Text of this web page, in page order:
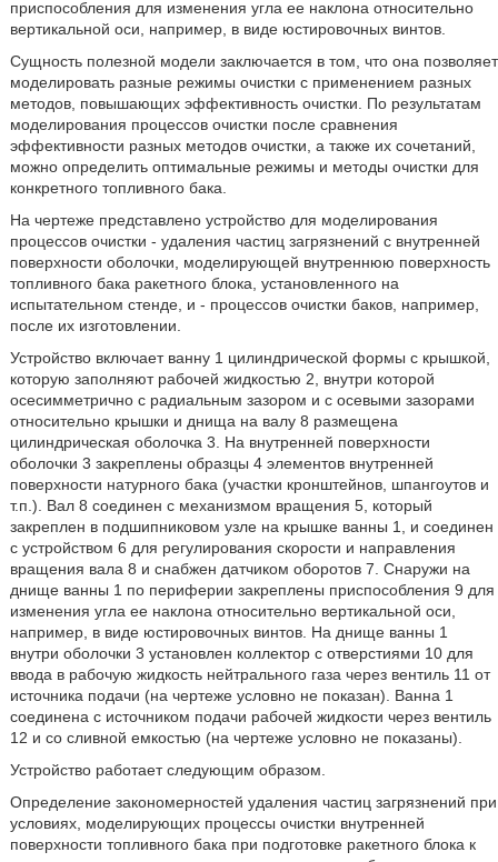
приспособления для изменения угла ее наклона относительно
вертикальной оси, например, в виде юстировочных винтов.
Сущность полезной модели заключается в том, что она позволяет
моделировать разные режимы очистки с применением разных
методов, повышающих эффективность очистки. По результатам
моделирования процессов очистки после сравнения
эффективности разных методов очистки, а также их сочетаний,
можно определить оптимальные режимы и методы очистки для
конкретного топливного бака.
На чертеже представлено устройство для моделирования
процессов очистки - удаления частиц загрязнений с внутренней
поверхности оболочки, моделирующей внутреннюю поверхность
топливного бака ракетного блока, установленного на
испытательном стенде, и - процессов очистки баков, например,
после их изготовлении.
Устройство включает ванну 1 цилиндрической формы с крышкой,
которую заполняют рабочей жидкостью 2, внутри которой
осесимметрично с радиальным зазором и с осевыми зазорами
относительно крышки и днища на валу 8 размещена
цилиндрическая оболочка 3. На внутренней поверхности
оболочки 3 закреплены образцы 4 элементов внутренней
поверхности натурного бака (участки кронштейнов, шпангоутов и
т.п.). Вал 8 соединен с механизмом вращения 5, который
закреплен в подшипниковом узле на крышке ванны 1, и соединен
с устройством 6 для регулирования скорости и направления
вращения вала 8 и снабжен датчиком оборотов 7. Снаружи на
днище ванны 1 по периферии закреплены приспособления 9 для
изменения угла ее наклона относительно вертикальной оси,
например, в виде юстировочных винтов. На днище ванны 1
внутри оболочки 3 установлен коллектор с отверстиями 10 для
ввода в рабочую жидкость нейтрального газа через вентиль 11 от
источника подачи (на чертеже условно не показан). Ванна 1
соединена с источником подачи рабочей жидкости через вентиль
12 и со сливной емкостью (на чертеже условно не показаны).
Устройство работает следующим образом.
Определение закономерностей удаления частиц загрязнений при
условиях, моделирующих процессы очистки внутренней
поверхности топливного бака при подготовке ракетного блока к